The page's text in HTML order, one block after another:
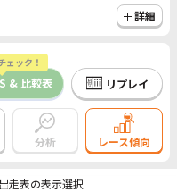
詳細
ェック！
& 比較表 リプレイ
分析 レース傾向
出走表の表示選択